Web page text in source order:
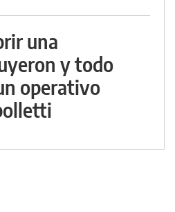
una
y todo
operativo